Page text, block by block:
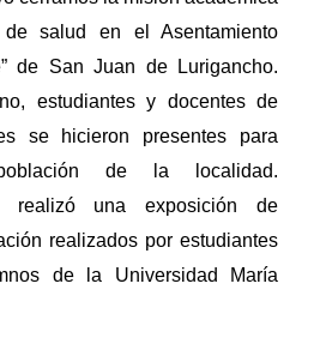
salud en el Asentamiento
de San Juan de Lurigancho.
estudiantes y docentes de
se hicieron presentes para
de la localidad.
realizó una exposición de
realizados por estudiantes
de la Universidad María